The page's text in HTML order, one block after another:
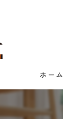
ホーム